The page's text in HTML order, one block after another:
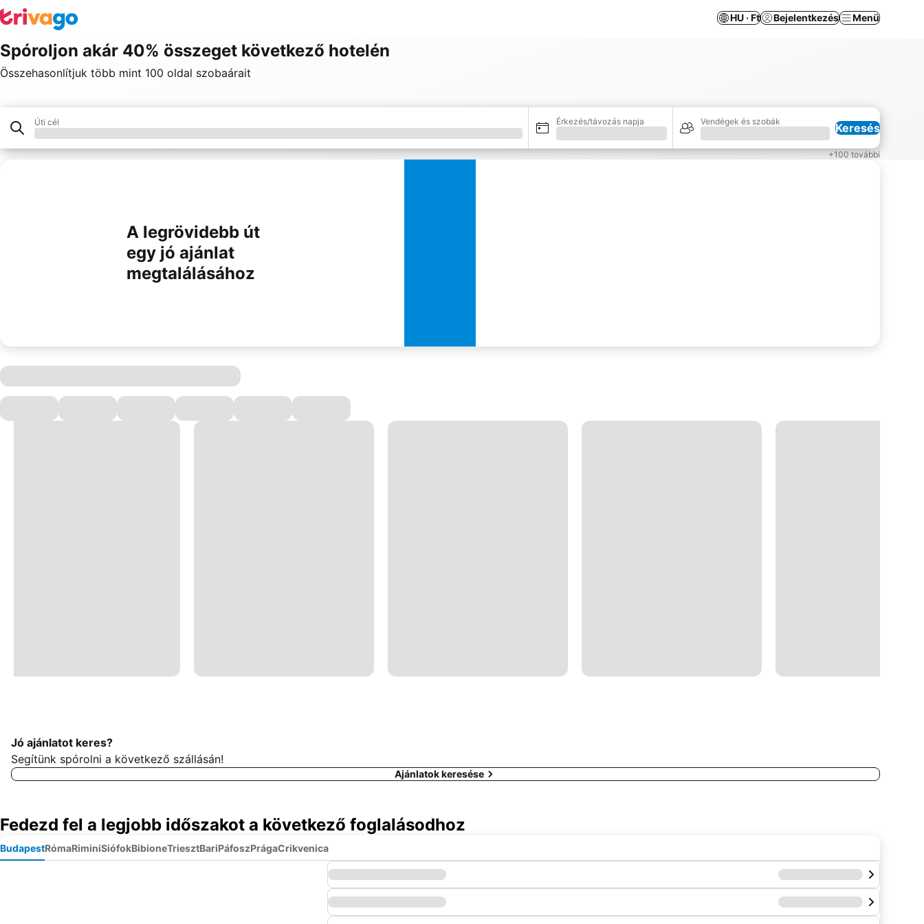
HU · Ft Bejelentkezés Menü
Spóroljon akár 40% összeget következő hotelén
Összehasonlítjuk több mint 100 oldal szobaárait
Hotel
Úti cél Érkezés/távozás napja Vendégek és szobák Keresés
Partnereink +100 további
A legrövidebb út
egy jó ajánlat
megtalálásához
Jó ajánlatot keres?
Segítünk spórolni a következő szállásán!
Ajánlatok keresése
Fedezd fel a legjobb időszakot a következő foglalásodhoz
BudapestRómaRiminiSiófokBibioneTriesztBariPáfoszPrágaCrikvenica